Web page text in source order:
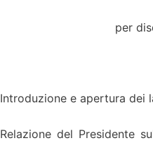
per
Introduzione e apertura dei
Relazione del Presidente